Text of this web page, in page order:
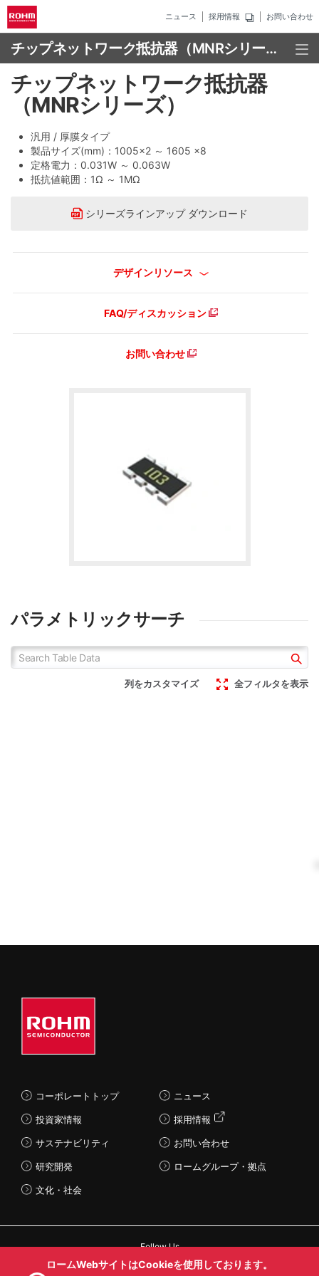
ニュース 採用情報 お問い合わせ
チップネットワーク抵抗器（MNRシリーズ）
チップネットワーク抵抗器
（MNRシリーズ）
汎用 / 厚膜タイプ
製品サイズ(mm)：1005×2 ～ 1605 ×8
定格電力：0.031W ～ 0.063W
抵抗値範囲：1Ω ～ 1MΩ
シリーズラインアップ ダウンロード
デザインリソース
FAQ/ディスカッション
お問い合わせ
パラメトリックサーチ
列をカスタマイズ 全フィルタを表示
コーポレートトップ
投資家情報
サステナビリティ
研究開発
文化・社会
ニュース
採用情報
お問い合わせ
ロームグループ・拠点
Follow Us
ロームWebサイトはCookieを使用しております。